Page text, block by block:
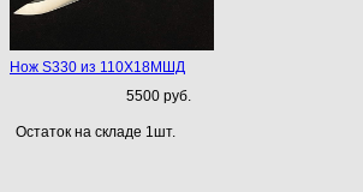
Нож S330 из 110Х18МШД
5500 руб.
Остаток на складе 1шт.